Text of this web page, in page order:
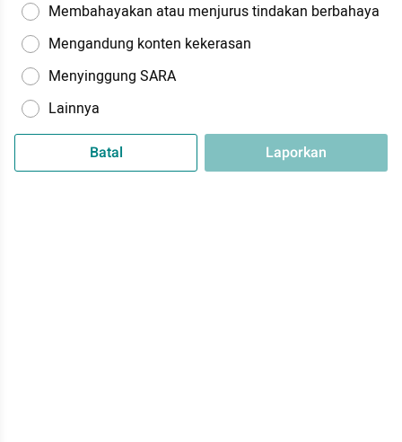
Membahayakan atau menjurus tindakan berbahaya
Mengandung konten kekerasan
Menyinggung SARA
Lainnya
Batal Laporkan